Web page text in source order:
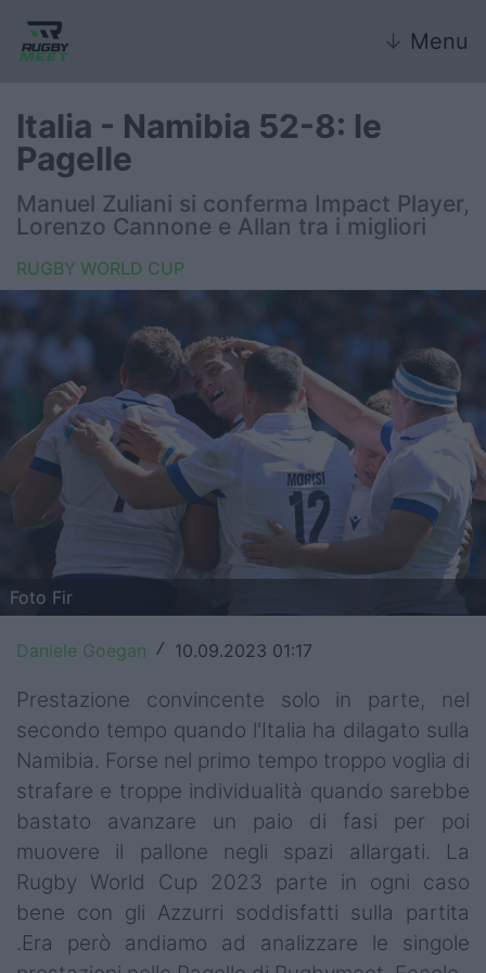
↓ Menu
Nazionale
Nazionali giovanili
Rugby Sevens
Internazionale
6 Nazioni
United Rugby Championship
Top14
Premiership
Champions Cup
Challenge Cup
World Rugby
Rugby World Cup
Super Rugby
Rugby in TV
Mercato
Serie A Elite
Italia - Namibia 52-8: le
Pagelle
Manuel Zuliani si conferma Impact Player,
Lorenzo Cannone e Allan tra i migliori
RUGBY WORLD CUP
Foto Fir
Daniele Goegan / 10.09.2023 01:17
Prestazione convincente solo in parte, nel
secondo tempo quando l'Italia ha dilagato sulla
Namibia. Forse nel primo tempo troppo voglia di
strafare e troppe individualità quando sarebbe
bastato avanzare un paio di fasi per poi
muovere il pallone negli spazi allargati. La
Rugby World Cup 2023 parte in ogni caso
bene con gli Azzurri soddisfatti sulla partita
.Era però andiamo ad analizzare le singole